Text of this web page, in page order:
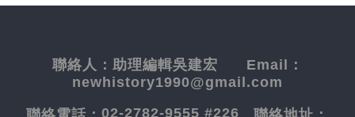
聯絡人： 助理編輯吳建宏 Email：
newhistory1990@gmail.com
02-2782-9555 #226